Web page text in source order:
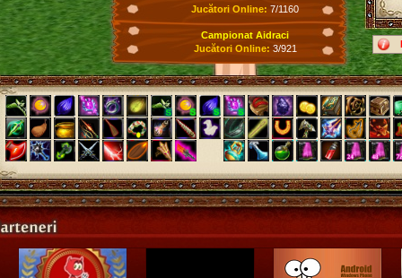
Jucători Online: 7/1160
Campionat Aidraci
Jucători Online: 3/921